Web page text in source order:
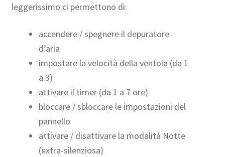
leggerissimo ci permettono di:
accendere / spegnere il depuratore
d’aria
impostare la velocità della ventola (da 1
a 3)
attivare il timer (da 1 a 7 ore)
bloccare / sbloccare le impostazioni del
pannello
attivare / disattivare la modalità Notte
(extra-silenziosa)